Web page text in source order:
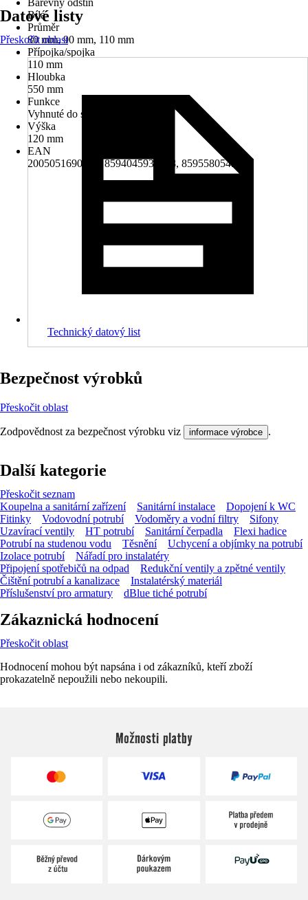
Barevný odstín
Bílá
Průměr
80 mm, 90 mm, 110 mm
Přípojka/spojka
110 mm
Hloubka
550 mm
Funkce
Vyhnuté do strany
Výška
120 mm
EAN
2005051690000, 8594045933468, 8595580545512
Datové listy
Přeskočit oblast
Technický datový list
Bezpečnost výrobků
Přeskočit oblast
Zodpovědnost za bezpečnost výrobku viz informace výrobce .
Další kategorie
Přeskočit seznam
Koupelna a sanitární zařízení
Sanitární instalace
Dopojení k WC
Fitinky
Vodovodní potrubí Vodoměry a vodní filtry
Sifony
Uzavírací ventily
HT potrubí Sanitární čerpadla
Flexi hadice
Potrubí na studenou vodu
Těsnění
Uchycení a objímky na potrubí
Izolace potrubí
Nářadí pro instalatéry
Připojení spotřebičů na odpad
Redukční ventily a zpětné ventily
Čištění potrubí a kanalizace
Instalatérský materiál
Příslušenství pro armatury
dBlue tiché potrubí
Zákaznická hodnocení
Přeskočit oblast
Hodnocení mohou být napsána i od zákazníků, kteří zboží
prokazatelně nepoužili nebo nekoupili.
Možnosti platby